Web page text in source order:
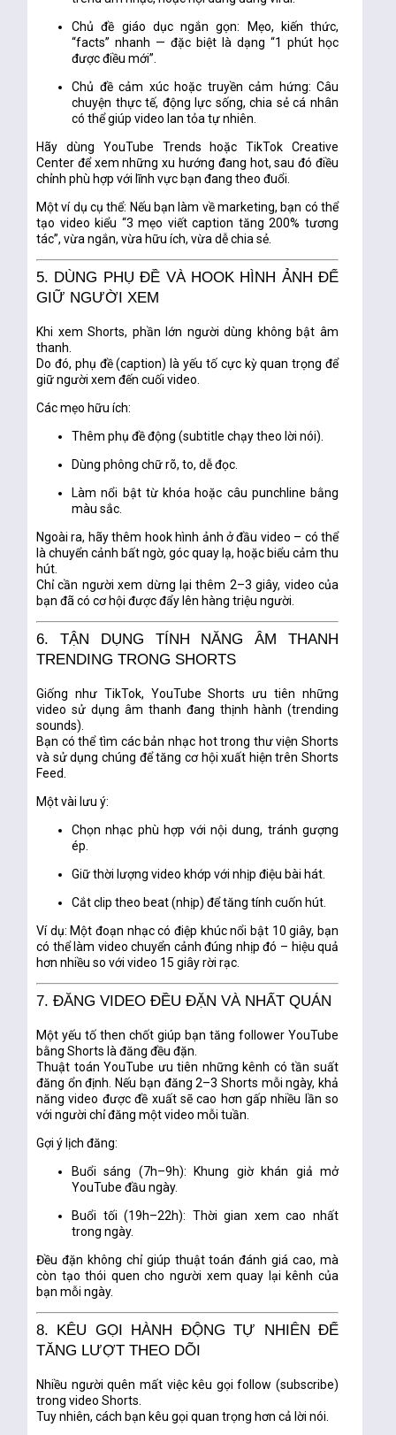
Chủ đề giáo dục ngắn gọn: Mẹo, kiến thức,
“facts” nhanh — đặc biệt là dạng “1 phút học
được điều mới”.
Chủ đề cảm xúc hoặc truyền cảm hứng: Câu
chuyện thực tế, động lực sống, chia sẻ cá nhân
có thể giúp video lan tỏa tự nhiên.
Hãy dùng YouTube Trends hoặc TikTok Creative
Center để xem những xu hướng đang hot, sau đó điều
chỉnh phù hợp với lĩnh vực bạn đang theo đuổi.
Một ví dụ cụ thể: Nếu bạn làm về marketing, bạn có thể
tạo video kiểu “3 mẹo viết caption tăng 200% tương
tác”, vừa ngắn, vừa hữu ích, vừa dễ chia sẻ.
5. DÙNG PHỤ ĐỀ VÀ HOOK HÌNH ẢNH ĐỂ
GIỮ NGƯỜI XEM
Khi xem Shorts, phần lớn người dùng không bật âm
thanh.
Do đó, phụ đề (caption) là yếu tố cực kỳ quan trọng để
giữ người xem đến cuối video.
Các mẹo hữu ích:
Thêm phụ đề động (subtitle chạy theo lời nói).
Dùng phông chữ rõ, to, dễ đọc.
Làm nổi bật từ khóa hoặc câu punchline bằng
màu sắc.
Ngoài ra, hãy thêm hook hình ảnh ở đầu video – có thể
là chuyển cảnh bất ngờ, góc quay lạ, hoặc biểu cảm thu
hút.
Chỉ cần người xem dừng lại thêm 2–3 giây, video của
bạn đã có cơ hội được đẩy lên hàng triệu người.
6. TẬN DỤNG TÍNH NĂNG ÂM THANH
TRENDING TRONG SHORTS
Giống như TikTok, YouTube Shorts ưu tiên những
video sử dụngâm thanh đang thịnh hành (trending
sounds)
Bạn có thể tìm các bản nhạc hot trong thư viện Shorts
và sử dụng chúng để tăng cơ hội xuất hiện trên Shorts
Feed.
Một vài lưu ý:
Chọn nhạc phù hợp với nội dung, tránh gượng
ép.
Giữ thời lượng video khớp với nhịp điệu bài hát.
Cắt clip theo beat (nhịp) để tăng tính cuốn hút.
Ví dụ: Một đoạn nhạc có điệp khúc nổi bật 10 giây, bạn
có thể làm video chuyển cảnh đúng nhịp đó – hiệu quả
hơn nhiều so với video 15 giây rời rạc.
7. ĐĂNG VIDEO ĐỀU ĐẶN VÀ NHẤT QUÁN
Một yếu tố then chốt giúp bạntăng follower YouTube
bằng Shorts làđăng đều đặn
Thuật toán YouTube ưu tiên những kênh có tần suất
đăng ổn định. Nếu bạn đăng 2–3 Shorts mỗi ngày, khả
năng video được đề xuất sẽ cao hơn gấp nhiều lần so
với người chỉ đăng một video mỗi tuần.
Gợi ý lịch đăng:
Buổi sáng (7h–9h): Khung giờ khán giả mở
YouTube đầu ngày.
Buổi tối (19h–22h): Thời gian xem cao nhất
trong ngày.
Đều đặn không chỉ giúp thuật toán đánh giá cao, mà
còn tạo thói quen cho người xem quay lại kênh của
bạn mỗi ngày.
8. KÊU GỌI HÀNH ĐỘNG TỰ NHIÊN ĐỂ
TĂNG LƯỢT THEO DÕI
Nhiều người quên mất việc kêu gọi follow (subscribe)
trong video Shorts.
Tuy nhiên, cách bạn kêu gọi quan trọng hơn cả lời nói.